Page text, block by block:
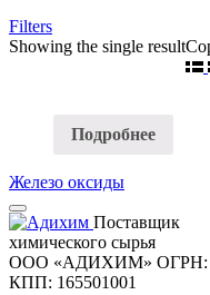
Filters
Showing the single result
Подробнее
Железо оксиды
Поставщик
химического сырья
ООО «АДИХИМ» ОГРН:
КПП: 165501001